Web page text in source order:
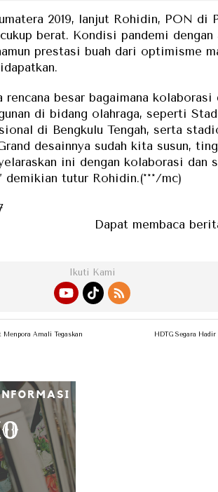
2019, lanjut Rohidin, PON di
berat. Kondisi pandemi dengan
prestasi buah dari optimisme
rencana besar bagaimana kolaborasi
di bidang olahraga, seperti
di Bengkulu Tengah, serta
desainnya sudah kita susun,
ini dengan kolaborasi dan
demikian tutur Rohidin.(***/mc)
Dapat membaca berita
Ikuti Kami
Menpora Amali Tegaskan
HDTG Segara